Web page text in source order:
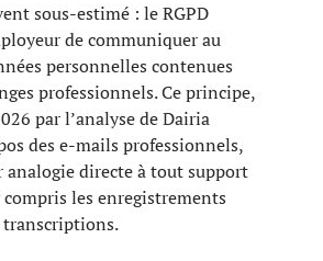
sous-estimé : le RGPD
de communiquer au
personnelles contenues
professionnels. Ce principe,
par l’analyse de Dairia
des e-mails professionnels,
analogie directe à tout support
compris les enregistrements